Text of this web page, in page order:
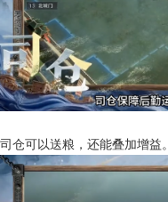
司仓可以送粮，还能叠加增益。